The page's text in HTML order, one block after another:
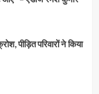
पीड़ित परिवारों ने किया